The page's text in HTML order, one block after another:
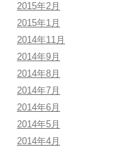
2015年2月
2015年1月
2014年11月
2014年9月
2014年8月
2014年7月
2014年6月
2014年5月
2014年4月